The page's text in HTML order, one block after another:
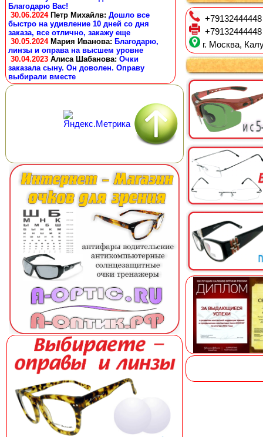
Благодарю Вас!
30.06.2024 Петр Михайлв: Дошло все
быстро на удивление 10 дней со дня
заказа, все отлично, закажу еще
30.05.2024 Мария Иванова: Благодарю,
линзы и оправа на высшем уровне
30.04.2023 Алиса Шабанова: Очки
заказала сыну. Он доволен. Оправу
выбирали вместе
+79132444448
+79132444448
г. Москва,